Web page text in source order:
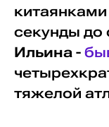
секунды до
Ильина-
тяжелой